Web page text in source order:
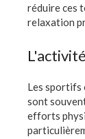
réduire ces
relaxation
Les sportifs
sont
efforts